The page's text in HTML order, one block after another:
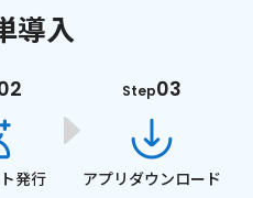
導入
発行
Step03
アプリ ダウンロード